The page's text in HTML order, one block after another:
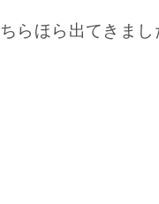
ちらほら出てきまし